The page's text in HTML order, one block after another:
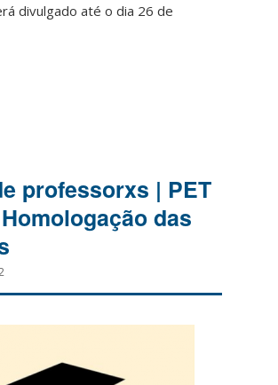
divulgado até o dia 26 de
professorxs | PET
das